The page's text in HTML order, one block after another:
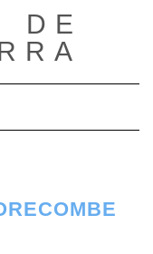
DE
de navegación